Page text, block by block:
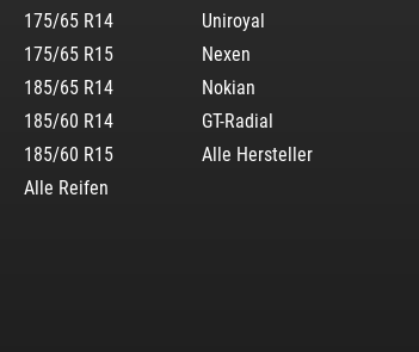
175/65 R14
175/65 R15
185/65 R14
185/60 R14
185/60 R15
Alle Reifen
Uniroyal
Nexen
Nokian
GT-Radial
Alle Hersteller